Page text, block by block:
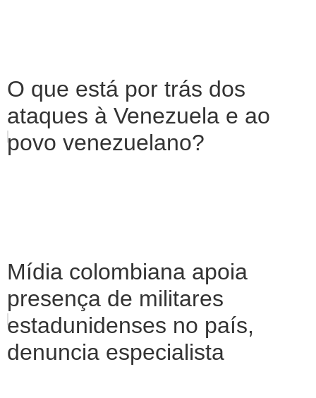
O que está por trás dos
ataques à Venezuela e ao
povo venezuelano?
Mídia colombiana apoia
presença de militares
estadunidenses no país,
denuncia especialista